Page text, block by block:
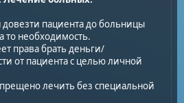
довезти пациента до больницы
то необходимость.
права брать деньги/
от пациента с целью личной
лечить без специальной